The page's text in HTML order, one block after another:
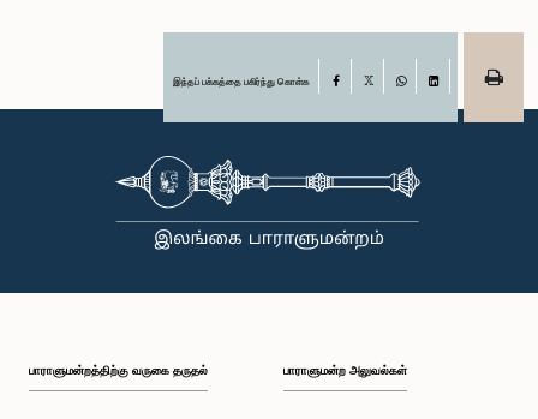
இந்தப் பக்கத்தை பகிர்ந்து கொள்க Facebook
பாராளுமன்றத்திற்கு வருகை தருதல் பாராளுமன்ற அலுவல்கள்